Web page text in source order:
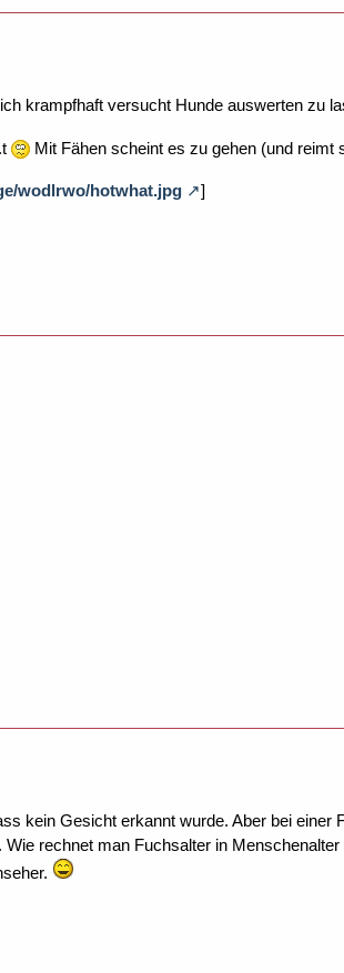
krampfhaft versucht Hunde auswerten zu
Mit Fähen scheint es zu gehen (und reimt
wodlrwo/hotwhat.jpg
]
kein Gesicht erkannt wurde. Aber bei
rechnet man Fuchsalter in